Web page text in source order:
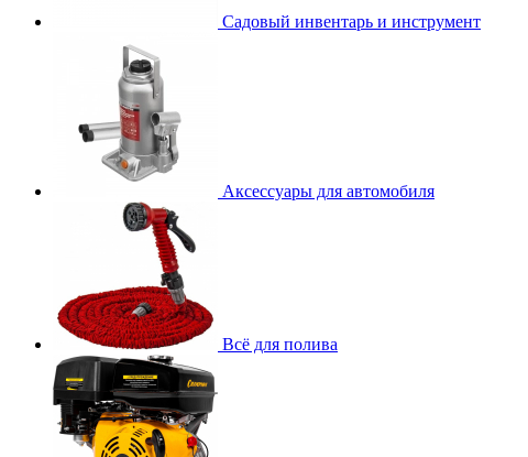
Садовый инвентарь и инструмент
Аксессуары для автомобиля
Всё для полива